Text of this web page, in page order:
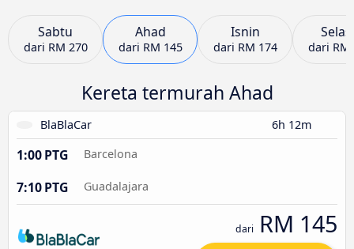
Sabtu
dari RM 270
Ahad
dari RM 145
Isnin
dari RM 174 dari RM
Kereta termurah Ahad
BlaBlaCar 6h 12m
1:00 PTG Barcelona
7:10 PTG Guadalajara
dari RM 145